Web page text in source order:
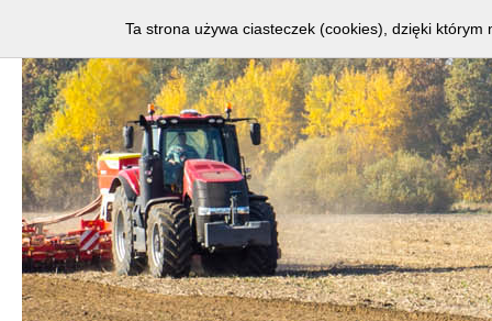
Ta strona używa ciasteczek (cookies), dzięki którym